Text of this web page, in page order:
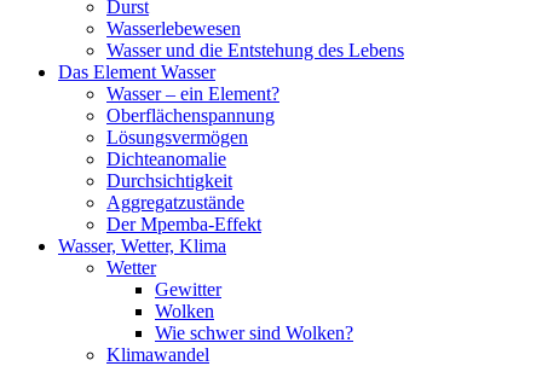
Durst
Wasserlebewesen
Wasser und die Entstehung des Lebens
Das Element Wasser
Wasser – ein Element?
Oberflächenspannung
Lösungsvermögen
Dichteanomalie
Durchsichtigkeit
Aggregatzustände
Der Mpemba-Effekt
Wasser, Wetter, Klima
Wetter
Gewitter
Wolken
Wie schwer sind Wolken?
Klimawandel